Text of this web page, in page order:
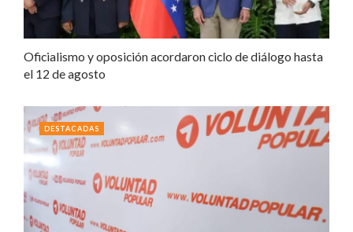
Oficialismo y oposición acordaron ciclo de diálogo hasta
el 12 de agosto
DESTACADAS